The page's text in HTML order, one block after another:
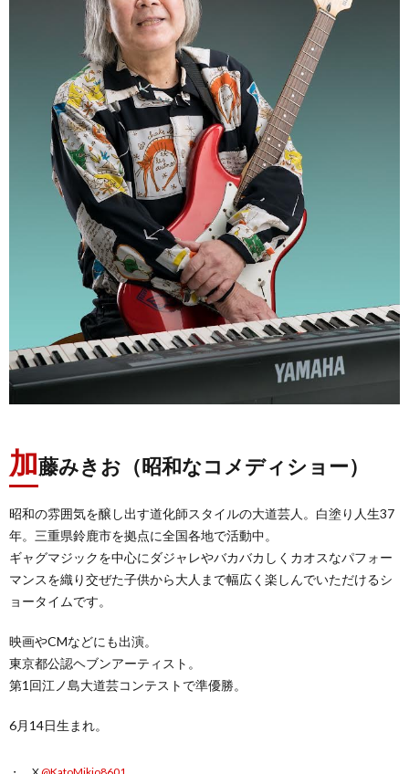
加藤みきお（昭和なコメディショー）
昭和の雰囲気を醸し出す道化師スタイルの大道芸人。白塗り人生37
年。三重県鈴鹿市を拠点に全国各地で活動中。
ギャグマジックを中心にダジャレやバカバカしくカオスなパフォー
マンスを織り交ぜた子供から大人まで幅広く楽しんでいただけるシ
ョータイムです。
映画やCMなどにも出演。
東京都公認ヘブンアーティスト。
第1回江ノ島大道芸コンテストで準優勝。
6月14日生まれ。